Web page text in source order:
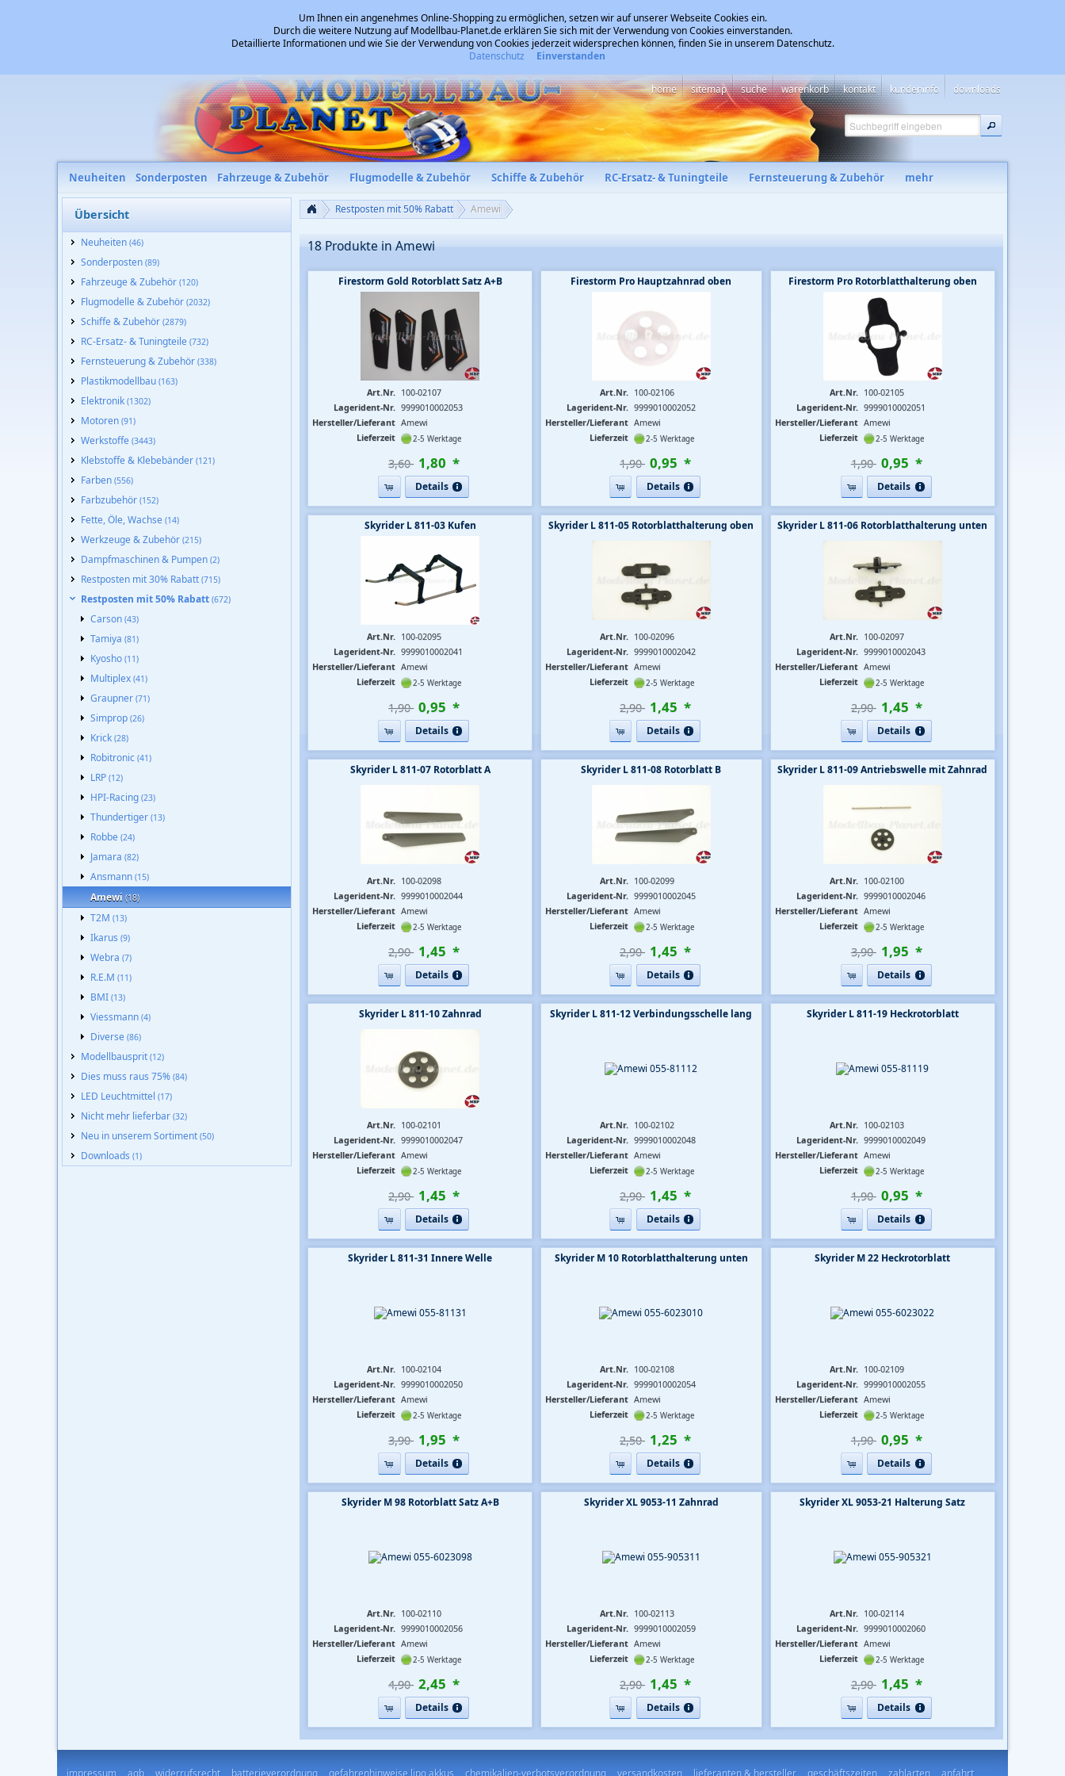
home sitemap suche warenkorb kontakt kundeninfo downloads
Neuheiten Sonderposten Fahrzeuge & Zubehör Flugmodelle & Zubehör Schiffe & Zubehör RC-Ersatz- & Tuningteile Fernsteuerung & Zubehör mehr
Übersicht
Neuheiten (46)
Sonderposten (89)
Fahrzeuge & Zubehör (120)
Flugmodelle & Zubehör (2032)
Schiffe & Zubehör (2879)
RC-Ersatz- & Tuningteile (732)
Fernsteuerung & Zubehör (338)
Plastikmodellbau (163)
Elektronik (1302)
Motoren (91)
Werkstoffe (3443)
Klebstoffe & Klebebänder (121)
Farben (556)
Farbzubehör (152)
Fette, Öle, Wachse (14)
Werkzeuge & Zubehör (215)
Dampfmaschinen & Pumpen (2)
Restposten mit 30% Rabatt (715)
Restposten mit 50% Rabatt (672)
Carson (43)
Tamiya (81)
Kyosho (11)
Multiplex (41)
Graupner (71)
Simprop (26)
Krick (28)
Robitronic (41)
LRP (12)
HPI-Racing (23)
Thundertiger (13)
Robbe (24)
Jamara (82)
Ansmann (15)
Amewi (18)
T2M (13)
Ikarus (9)
Webra (7)
R.E.M (11)
BMI (13)
Viessmann (4)
Diverse (86)
Modellbausprit (12)
Dies muss raus 75% (84)
LED Leuchtmittel (17)
Nicht mehr lieferbar (32)
Neu in unserem Sortiment (50)
Downloads (1)
Um Ihnen ein angenehmes Online-Shopping zu ermöglichen, setzen wir auf unserer Webseite Cookies ein.
Durch die weitere Nutzung auf Modellbau-Planet.de erklären Sie sich mit der Verwendung von Cookies einverstanden.
Detaillierte Informationen und wie Sie der Verwendung von Cookies jederzeit widersprechen können, finden Sie in unserem Datenschutz.
Datenschutz
Einverstanden
Restposten mit 50% Rabatt Amewi
18 Produkte in Amewi
Firestorm Gold Rotorblatt Satz A+B
Art.Nr. 100-02107
Lagerident-Nr. 9999010002053
Hersteller/Lieferant Amewi
Lieferzeit
2-5 Werktage
3,60  1,80 *
Details
Firestorm Pro Hauptzahnrad oben
Art.Nr. 100-02106
Lagerident-Nr. 9999010002052
Hersteller/Lieferant Amewi
Lieferzeit
2-5 Werktage
1,90  0,95 *
Details
Firestorm Pro Rotorblatthalterung oben
Art.Nr. 100-02105
Lagerident-Nr. 9999010002051
Hersteller/Lieferant Amewi
Lieferzeit
2-5 Werktage
1,90  0,95 *
Details
Skyrider L 811-03 Kufen
Art.Nr. 100-02095
Lagerident-Nr. 9999010002041
Hersteller/Lieferant Amewi
Lieferzeit
2-5 Werktage
1,90  0,95 *
Details
Skyrider L 811-05 Rotorblatthalterung oben
Art.Nr. 100-02096
Lagerident-Nr. 9999010002042
Hersteller/Lieferant Amewi
Lieferzeit
2-5 Werktage
2,90  1,45 *
Details
Skyrider L 811-06 Rotorblatthalterung unten
Art.Nr. 100-02097
Lagerident-Nr. 9999010002043
Hersteller/Lieferant Amewi
Lieferzeit
2-5 Werktage
2,90  1,45 *
Details
Skyrider L 811-07 Rotorblatt A
Art.Nr. 100-02098
Lagerident-Nr. 9999010002044
Hersteller/Lieferant Amewi
Lieferzeit
2-5 Werktage
2,90  1,45 *
Details
Skyrider L 811-08 Rotorblatt B
Art.Nr. 100-02099
Lagerident-Nr. 9999010002045
Hersteller/Lieferant Amewi
Lieferzeit
2-5 Werktage
2,90  1,45 *
Details
Skyrider L 811-09 Antriebswelle mit Zahnrad
Art.Nr. 100-02100
Lagerident-Nr. 9999010002046
Hersteller/Lieferant Amewi
Lieferzeit
2-5 Werktage
3,90  1,95 *
Details
Skyrider L 811-10 Zahnrad
Art.Nr. 100-02101
Lagerident-Nr. 9999010002047
Hersteller/Lieferant Amewi
Lieferzeit
2-5 Werktage
2,90  1,45 *
Details
Skyrider L 811-12 Verbindungsschelle lang
Art.Nr. 100-02102
Lagerident-Nr. 9999010002048
Hersteller/Lieferant Amewi
Lieferzeit
2-5 Werktage
2,90  1,45 *
Details
Skyrider L 811-19 Heckrotorblatt
Art.Nr. 100-02103
Lagerident-Nr. 9999010002049
Hersteller/Lieferant Amewi
Lieferzeit
2-5 Werktage
1,90  0,95 *
Details
Skyrider L 811-31 Innere Welle
Art.Nr. 100-02104
Lagerident-Nr. 9999010002050
Hersteller/Lieferant Amewi
Lieferzeit
2-5 Werktage
3,90  1,95 *
Details
Skyrider M 10 Rotorblatthalterung unten
Art.Nr. 100-02108
Lagerident-Nr. 9999010002054
Hersteller/Lieferant Amewi
Lieferzeit
2-5 Werktage
2,50  1,25 *
Details
Skyrider M 22 Heckrotorblatt
Art.Nr. 100-02109
Lagerident-Nr. 9999010002055
Hersteller/Lieferant Amewi
Lieferzeit
2-5 Werktage
1,90  0,95 *
Details
Skyrider M 98 Rotorblatt Satz A+B
Art.Nr. 100-02110
Lagerident-Nr. 9999010002056
Hersteller/Lieferant Amewi
Lieferzeit
2-5 Werktage
4,90  2,45 *
Details
Skyrider XL 9053-11 Zahnrad
Art.Nr. 100-02113
Lagerident-Nr. 9999010002059
Hersteller/Lieferant Amewi
Lieferzeit
2-5 Werktage
2,90  1,45 *
Details
Skyrider XL 9053-21 Halterung Satz
Art.Nr. 100-02114
Lagerident-Nr. 9999010002060
Hersteller/Lieferant Amewi
Lieferzeit
2-5 Werktage
2,90  1,45 *
Details
impressum agb widerrufsrecht batterieverordnung gefahrenhinweise lipo akkus chemikalien-verbotsverordnung versandkosten lieferanten & hersteller geschäftszeiten zahlarten anfahrt